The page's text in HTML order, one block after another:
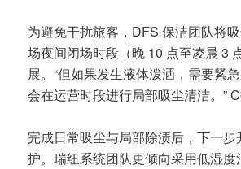
为避免干扰旅客，DFS 保洁团队将
场夜间闭场时段（晚 10 点至凌晨 3
展。“但如果发生液体泼洒，需要紧
会在运营时段进行局部吸尘清洁。”
完成日常吸尘与局部除渍后，下一
护。瑞纽系统团队更倾向采用低湿度